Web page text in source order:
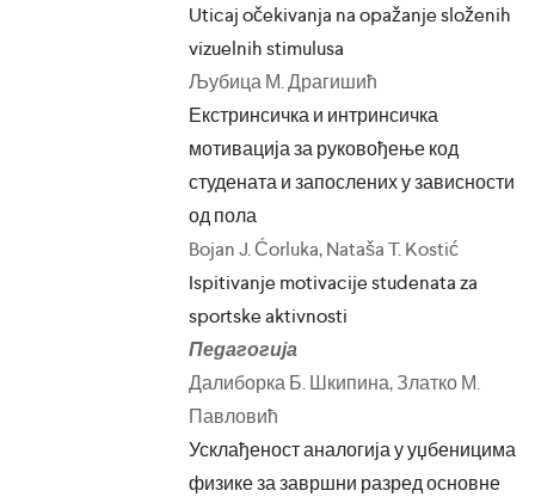
Uticaj očekivanja na opažanje složenih
vizuelnih stimulusa
Љубица М. Драгишић
Екстринсичка и интринсичка
мотивација за руковођење код
студената и запослених у зависности
од пола
Bojan J. Ćorluka, Nataša T. Kostić
Ispitivanje motivacije studenata za
sportske aktivnosti
Педагогија
Далиборка Б. Шкипина, Златко М.
Павловић
Усклађеност аналогија у уџбеницима
физике за завршни разред основне